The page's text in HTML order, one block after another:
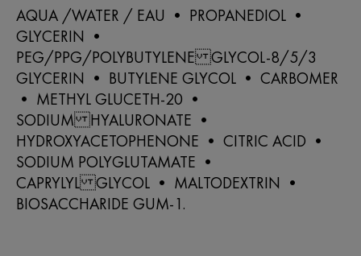
AQUA /WATER / EAU • PROPANEDIOL •
GLYCERIN •
PEG/PPG/POLYBUTYLENE GLYCOL-8/5/3
GLYCERIN • BUTYLENE GLYCOL • CARBOMER
• METHYL GLUCETH-20 •
SODIUM HYALURONATE •
HYDROXYACETOPHENONE • CITRIC ACID •
SODIUM POLYGLUTAMATE •
CAPRYLYL GLYCOL • MALTODEXTRIN •
BIOSACCHARIDE GUM-1.